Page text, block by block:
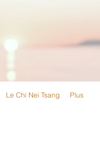
Le Chi Nei Tsang Plus